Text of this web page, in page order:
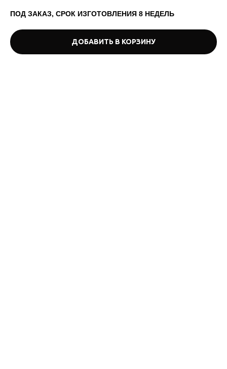
ПОД ЗАКАЗ, СРОК ИЗГОТОВЛЕНИЯ 8 НЕДЕЛЬ
ДОБАВИТЬ В КОРЗИНУ